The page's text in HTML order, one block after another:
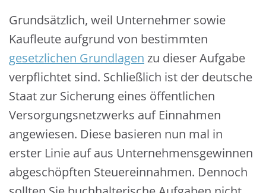
Grundsätzlich, weil Unternehmer sowie
Kaufleute aufgrund von bestimmten
gesetzlichen Grundlagen zu dieser Aufgabe
verpflichtet sind. Schließlich ist der deutsche
Staat zur Sicherung eines öffentlichen
Versorgungsnetzwerks auf Einnahmen
angewiesen. Diese basieren nun mal in
erster Linie auf aus Unternehmensgewinnen
abgeschöpften Steuereinnahmen. Dennoch